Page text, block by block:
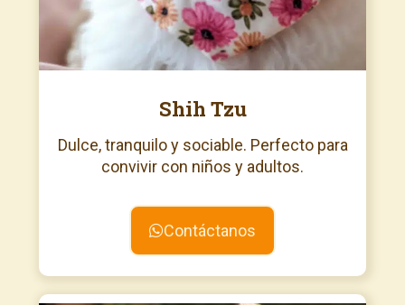
Shih Tzu
Dulce, tranquilo y sociable. Perfecto para
convivir con niños y adultos.
Contáctanos